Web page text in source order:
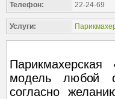
Телефон: 22-24-69
Услуги:
модель любой
согласно